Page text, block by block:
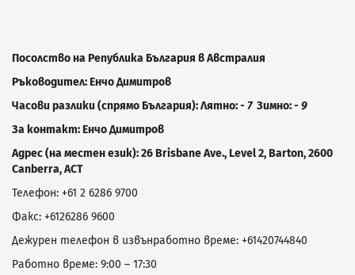
Посолство на Република България в Австралия
Ръководител: Eнчо Димитров
Часови разлики (спрямо България): Лятно:- 7 Зимно:- 9
За контакт: Eнчо Димитров
Адрес (на местен език): 26 Brisbane Ave., Level 2, Barton, 2600
Canberra, ACT
Телефон: +61 2 6286 9700
Факс: +6126286 9600
Дежурен телефон в извънработно време: +61420744840
Работно време: 9:00 – 17:30